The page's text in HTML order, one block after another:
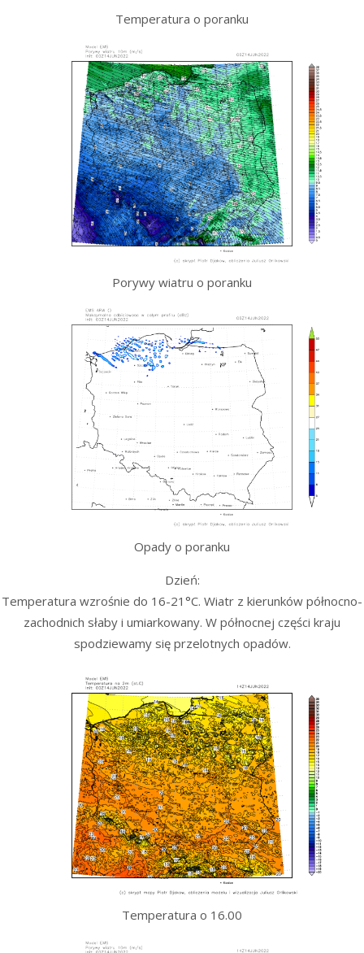
Temperatura o poranku
Porywy wiatru o poranku
Opady o poranku
Dzień:
Temperatura wzrośnie do 16-21°C. Wiatr z kierunków północno-
zachodnich słaby i umiarkowany. W północnej części kraju
spodziewamy się przelotnych opadów.
Temperatura o 16.00